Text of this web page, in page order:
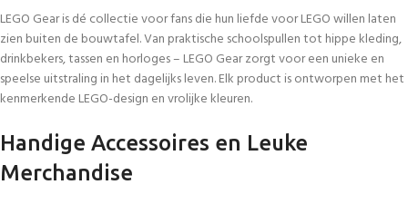
LEGO Gear is dé collectie voor fans die hun liefde voor LEGO willen laten
zien buiten de bouwtafel. Van praktische schoolspullen tot hippe kleding,
drinkbekers, tassen en horloges – LEGO Gear zorgt voor een unieke en
speelse uitstraling in het dagelijks leven. Elk product is ontworpen met het
kenmerkende LEGO-design en vrolijke kleuren.
Handige Accessoires en Leuke
Merchandise